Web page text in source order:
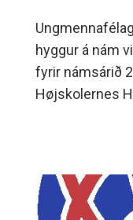
hyggur á nám
fyrir námsárið
Højskolernes